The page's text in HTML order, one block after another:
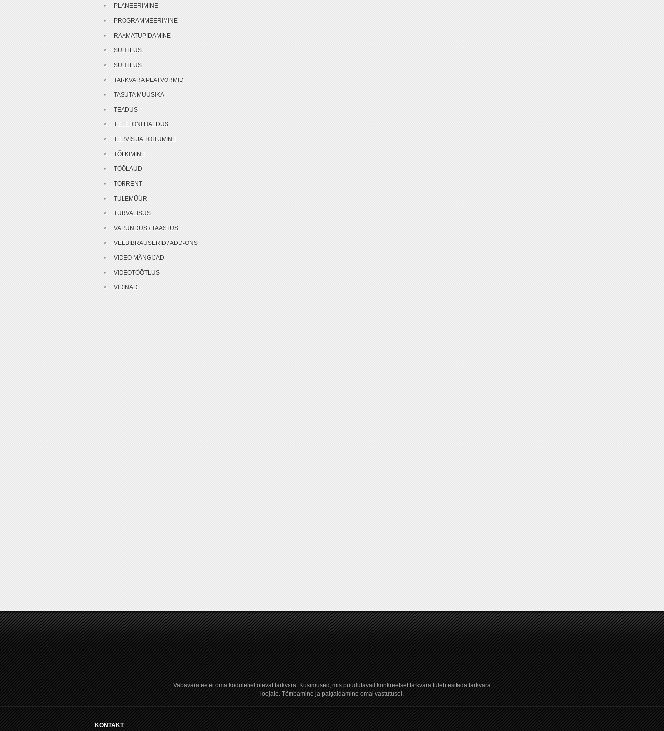
PLANEERIMINE
PROGRAMMEERIMINE
RAAMATUPIDAMINE
SUHTLUS
SUHTLUS
TARKVARA PLATVORMID
TASUTA MUUSIKA
TEADUS
TELEFONI HALDUS
TERVIS JA TOITUMINE
TÕLKIMINE
TÖÖLAUD
TORRENT
TULEMÜÜR
TURVALISUS
VARUNDUS / TAASTUS
VEEBIBRAUSERID / ADD-ONS
VIDEO MÄNGIJAD
VIDEOTÖÖTLUS
VIDINAD
Vabavara.ee ei oma kodulehel olevat tarkvara. Küsimused, mis puudutavad konkreetset tarkvara tuleb esitada tarkvara
loojale. Tõmbamine ja paigaldamine omal vastutusel.
KONTAKT